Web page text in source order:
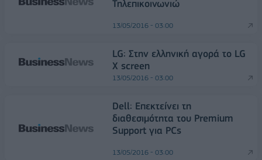
Τηλεπικοινωνιώ
13/05/2016 - 03:00
LG: Στην ελληνική αγορά το LG
X screen
13/05/2016 - 03:00
Dell: Επεκτείνει τη
διαθεσιμότητα του Premium
Support για PCs
13/05/2016 - 03:00